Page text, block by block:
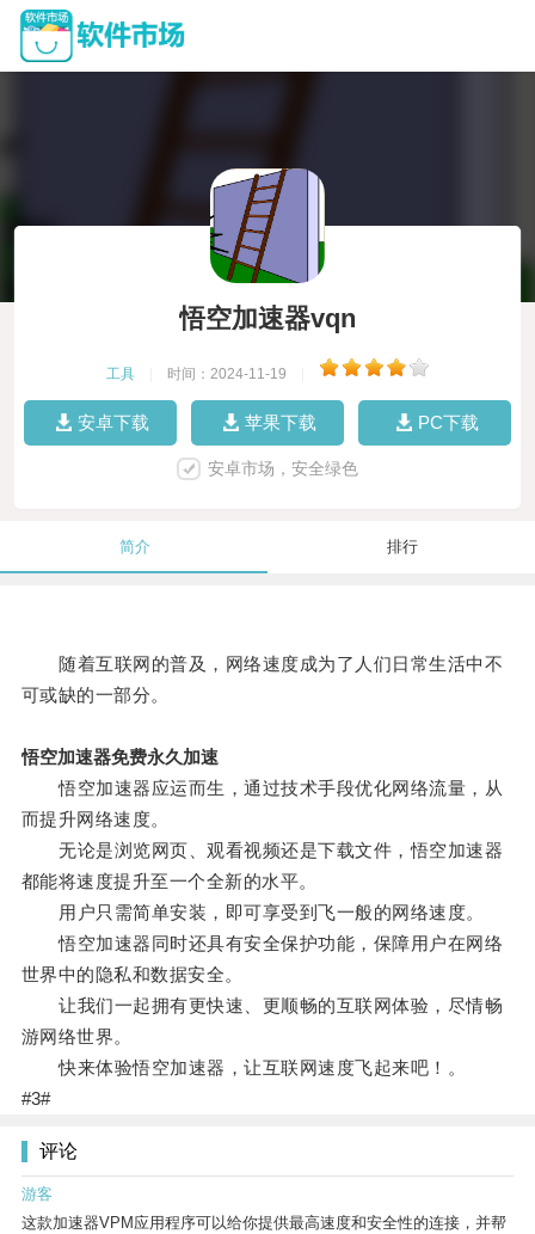
悟空加速器vqn
工具 时间：2024-11-19
安卓下载 苹果下载 PC下载
安卓市场，安全绿色
简介 排行
随着互联网的普及，网络速度成为了人们日常生活中不
可或缺的一部分。
悟空加速器免费永久加速
悟空加速器应运而生，通过技术手段优化网络流量，从
而提升网络速度。
无论是浏览网页、观看视频还是下载文件，悟空加速器
都能将速度提升至一个全新的水平。
用户只需简单安装，即可享受到飞一般的网络速度。
悟空加速器同时还具有安全保护功能，保障用户在网络
世界中的隐私和数据安全。
让我们一起拥有更快速、更顺畅的互联网体验，尽情畅
游网络世界。
快来体验悟空加速器，让互联网速度飞起来吧！。
#3#
评论
游客
这款加速器VPM应用程序可以给你提供最高速度和安全性的连接，并帮